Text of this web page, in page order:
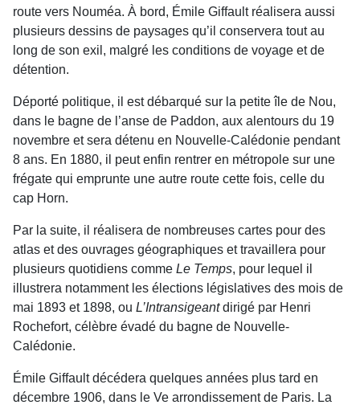
route vers Nouméa. À bord, Émile Giffault réalisera aussi
plu­sieurs dessins de paysages qu’il conservera tout au
long de son exil, malgré les conditions de voyage et de
détention.
Déporté politique, il est débarqué sur la petite île de Nou,
dans le bagne de l’anse de Paddon, aux alentours du 19
novembre et sera détenu en Nouvelle-Calédonie pendant
8 ans. En 1880, il peut enfin rentrer en métropole sur une
frégate qui emprunte une autre route cette fois, celle du
cap Horn.
Par la suite, il réalisera de nombreuses cartes pour des
atlas et des ouvrages géographiques et travaillera pour
plusieurs quotidiens comme Le Temps, pour lequel il
illustrera notamment les élections législatives des mois de
mai 1893 et 1898, ou L’Intransigeantdirigé par Henri
Rochefort, célèbre évadé du bagne de Nouvelle-
Calédonie.
Émile Giffault décédera quelques années plus tard en
décembre 1906, dans le Ve arrondissement de Paris. La